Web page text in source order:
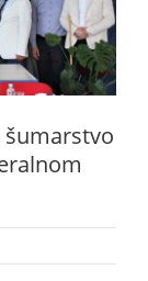
šumarstvo